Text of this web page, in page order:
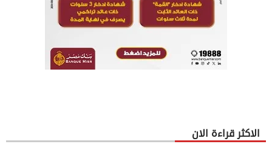
الاكثر قراءة الان